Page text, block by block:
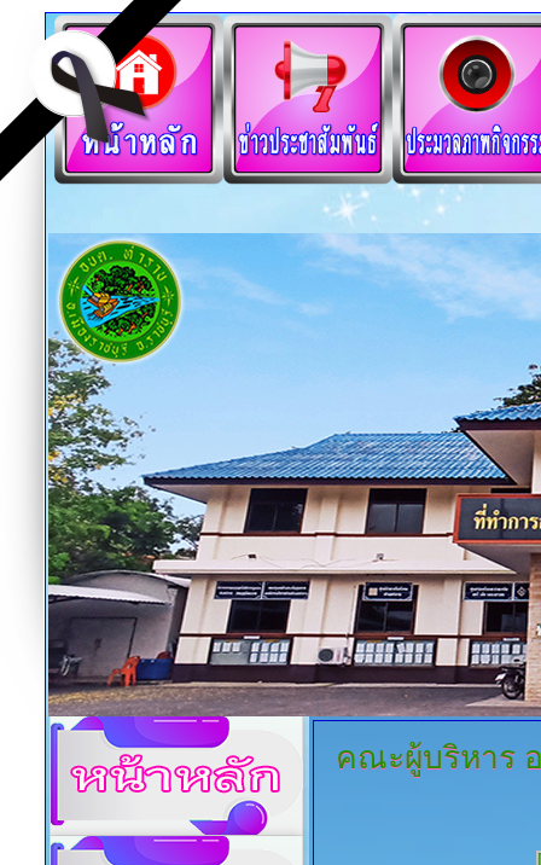
คณะผู้บริหารอ